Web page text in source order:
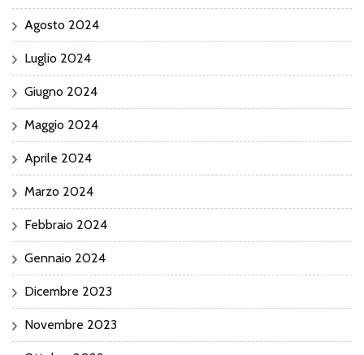
Agosto 2024
Luglio 2024
Giugno 2024
Maggio 2024
Aprile 2024
Marzo 2024
Febbraio 2024
Gennaio 2024
Dicembre 2023
Novembre 2023